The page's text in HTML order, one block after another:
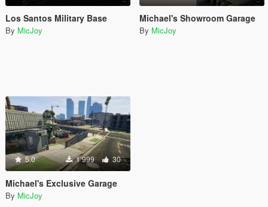
Los Santos Military Base
By MicJoy
Michael's Showroom Garage
By MicJoy
5.0 1 999 30
Michael's Exclusive Garage
By MicJoy